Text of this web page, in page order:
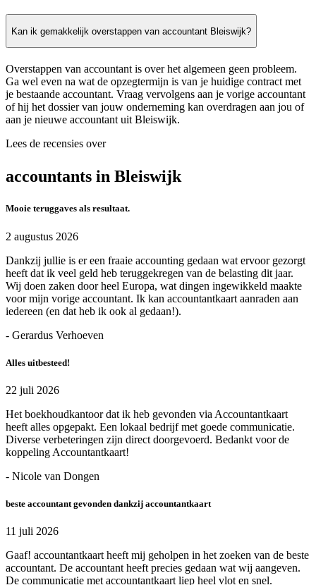
Kan ik gemakkelijk overstappen van accountant Bleiswijk?
Overstappen van accountant is over het algemeen geen probleem.
Ga wel even na wat de opzegtermijn is van je huidige contract met
je bestaande accountant. Vraag vervolgens aan je vorige accountant
of hij het dossier van jouw onderneming kan overdragen aan jou of
aan je nieuwe accountant uit Bleiswijk.
Lees de recensies over
accountants in Bleiswijk
Mooie teruggaves als resultaat.
2 augustus 2026
Dankzij jullie is er een fraaie accounting gedaan wat ervoor gezorgt
heeft dat ik veel geld heb teruggekregen van de belasting dit jaar.
Wij doen zaken door heel Europa, wat dingen ingewikkeld maakte
voor mijn vorige accountant. Ik kan accountantkaart aanraden aan
iedereen (en dat heb ik ook al gedaan!).
- Gerardus Verhoeven
Alles uitbesteed!
22 juli 2026
Het boekhoudkantoor dat ik heb gevonden via Accountantkaart
heeft alles opgepakt. Een lokaal bedrijf met goede communicatie.
Diverse verbeteringen zijn direct doorgevoerd. Bedankt voor de
koppeling Accountantkaart!
- Nicole van Dongen
beste accountant gevonden dankzij accountantkaart
11 juli 2026
Gaaf! accountantkaart heeft mij geholpen in het zoeken van de beste
accountant. De accountant heeft precies gedaan wat wij aangeven.
De communicatie met accountantkaart liep heel vlot en snel.